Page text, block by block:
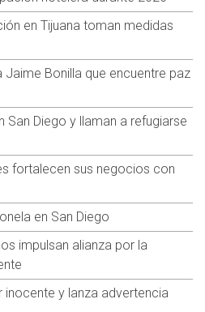
en Tijuana toman medidas
Jaime Bonilla que encuentre paz
San Diego y llaman a refugiarse
fortalecen sus negocios con
en San Diego
impulsan alianza por la
inocente y lanza advertencia